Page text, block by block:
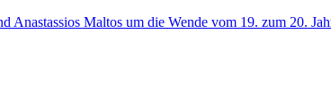
Maltos um die Wende vom 19. zum 20.